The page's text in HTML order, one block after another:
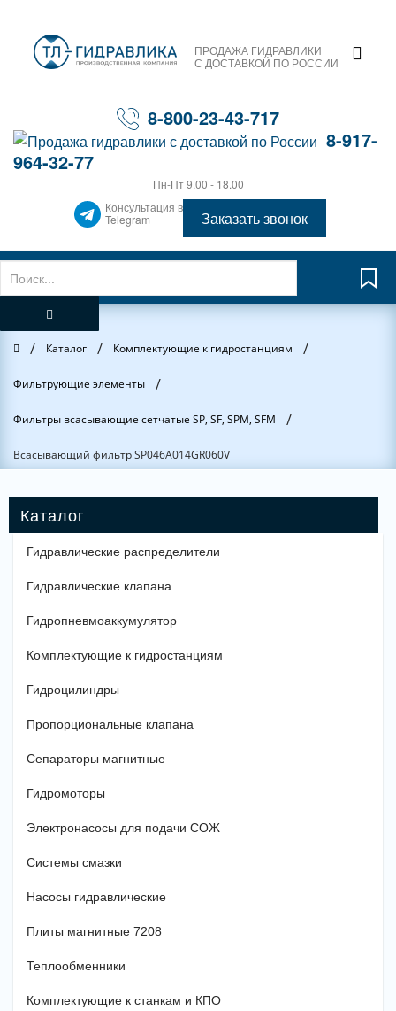
ПРОДАЖА ГИДРАВЛИКИ
С ДОСТАВКОЙ ПО РОССИИ
8-800-23-43-717
8-917-
964-32-77
Пн-Пт 9.00 - 18.00
Консультация в
Telegram
Заказать звонок
Главная
/ Каталог / Комплектующие к гидростанциям /
Фильтрующие элементы /
Фильтры всасывающие сетчатые SP, SF, SPM, SFM /
Всасывающий фильтр SP046A014GR060V
Гидравлические распределители
Гидравлические клапана
Гидропневмоаккумулятор
Комплектующие к гидростанциям
Гидроцилиндры
Пропорциональные клапана
Сепараторы магнитные
Гидромоторы
Электронасосы для подачи СОЖ
Системы смазки
Насосы гидравлические
Плиты магнитные 7208
Теплообменники
Комплектующие к станкам и КПО